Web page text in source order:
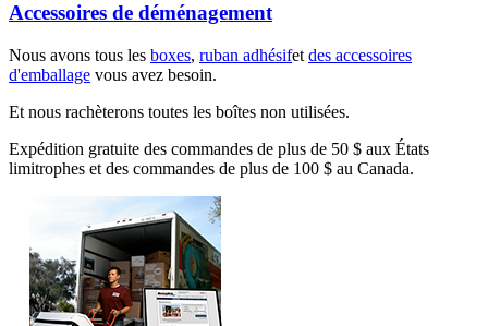
Accessoires de déménagement
Nous avons tous les boxes, ruban adhésifet des accessoires
d'emballage vous avez besoin.
Et nous rachèterons toutes les boîtes non utilisées.
Expédition gratuite des commandes de plus de 50 $ aux États
limitrophes et des commandes de plus de 100 $ au Canada.